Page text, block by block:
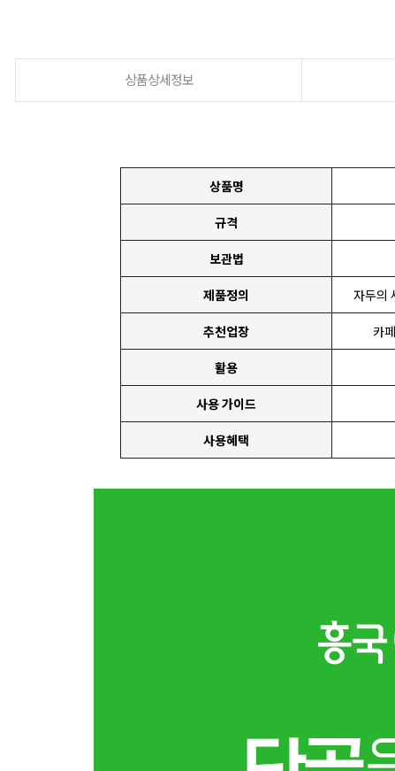
상품상세정보
상품명
규격
보관법
제품정의 자두의
추천업장 카
활용
사용 가이드
사용혜택